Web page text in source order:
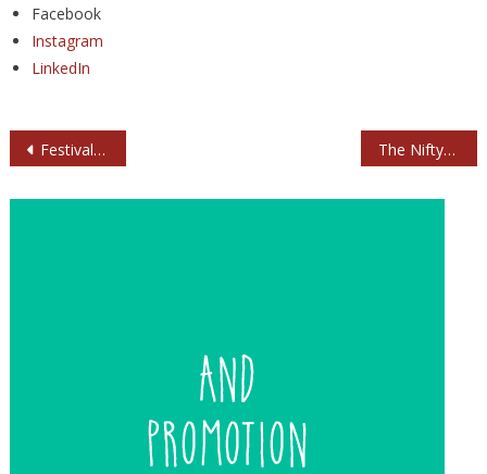
Facebook
Instagram
LinkedIn
Navegación
Festival Antorchas 2023: música y gastronomía en Albacete The Niftys quieren quitarle el camión a Loquillo para atracar un banco